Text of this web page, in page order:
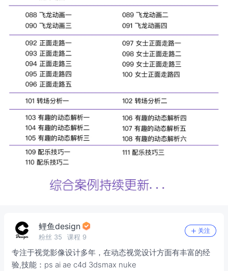
鲤鱼design
粉丝 35 课程 9
关注
专注于视觉影像设计多年，在动态视觉设计方面有丰富的经
验,技能：ps ai ae c4d 3dsmax nuke